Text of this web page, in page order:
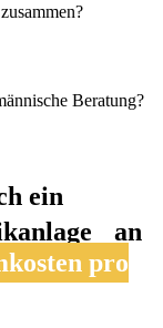
Beratung?
ein
an
pro